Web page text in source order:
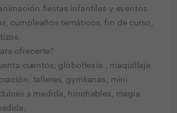
fiestas infantiles y eventos
cumpleaños temáticos, fin de curso,
ofrecerte?
cuentos, globoflexia , maquillaje
talleres, gymkanas, mini
a medida, hinchables, magia